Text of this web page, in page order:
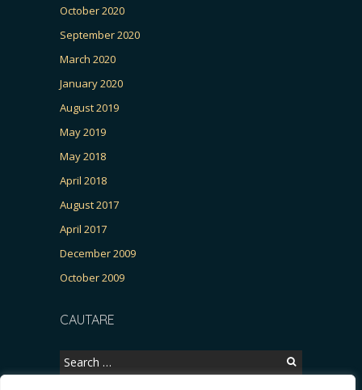
October 2020
September 2020
March 2020
January 2020
August 2019
May 2019
May 2018
April 2018
August 2017
April 2017
December 2009
October 2009
CAUTARE
Search
for: